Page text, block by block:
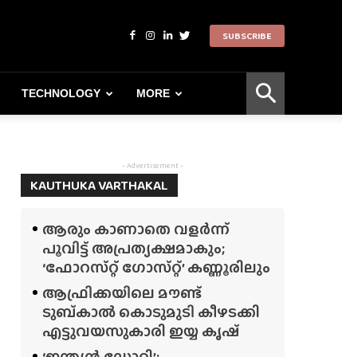
SUBSCRIBE
TECHNOLOGY MORE
- Advertisement -
KAUTHUKA VARTHAKAL
ആരും കാണാതെ വളർന്ന്
പൂവിട്ട് അപ്രത്യക്ഷമാകും;
‘ഫോറസ്‌റ്റ്‌ ഗോസ്‌റ്റ്’ കണ്ണൂരിലും
ആഫ്രിക്കയിലെ മൗണ്ട്
ടുബ്‌കാൽ കൊടുമുടി കീഴടക്കി
എട്ടുവയസുകാരി ഇയ്യ കൃഷ്